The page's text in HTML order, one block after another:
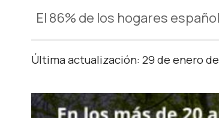
El 86% de los hogares
Última actualización: 29 de enero